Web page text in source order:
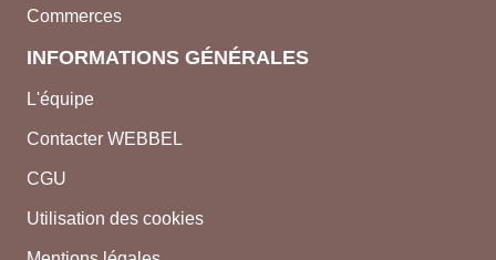
Commerces
INFORMATIONS GÉNÉRALES
L'équipe
Contacter WEBBEL
CGU
Utilisation des cookies